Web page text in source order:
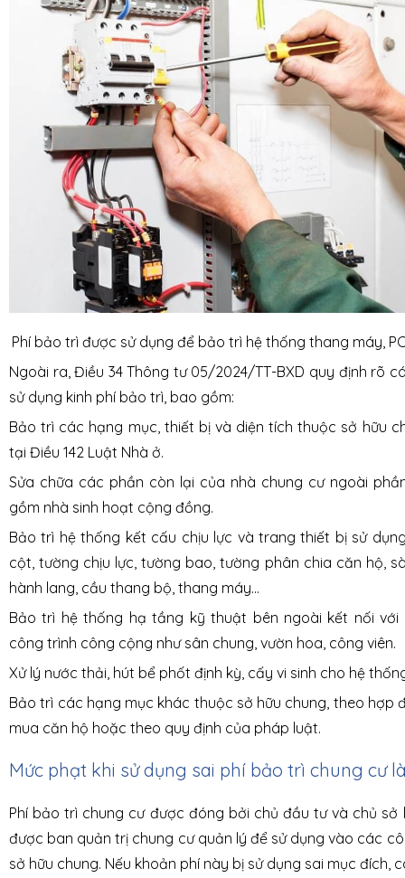
Phí bảo trì được sử dụng để bảo trì hệ thống thang máy,
Ngoài ra, Điều 34 Thông tư 05/2024/TT-BXD quy định rõ
sử dụng kinh phí bảo trì, bao gồm:
Bảo trì các hạng mục, thiết bị và diện tích thuộc sở hữu
tại Điều 142 Luật Nhà ở.
Sửa chữa các phần còn lại của nhà chung cư ngoài
gồm nhà sinh hoạt cộng đồng.
Bảo trì hệ thống kết cấu chịu lực và trang thiết bị sử
cột, tường chịu lực, tường bao, tường phân chia căn hộ,
hành lang, cầu thang bộ, thang máy...
Bảo trì hệ thống hạ tầng kỹ thuật bên ngoài kết nối với
công trình công cộng như sân chung, vườn hoa, công viên.
Xử lý nước thải, hút bể phốt định kỳ, cấy vi sinh cho hệ
Bảo trì các hạng mục khác thuộc sở hữu chung, theo hợp
mua căn hộ hoặc theo quy định của pháp luật.
Mức phạt khi sử dụng sai phí bảo trì chung cư
Phí bảo trì chung cư được đóng bởi chủ đầu tư và chủ sở
được ban quản trị chung cư quản lý để sử dụng vào các
sở hữu chung. Nếu khoản phí này bị sử dụng sai mục đích,